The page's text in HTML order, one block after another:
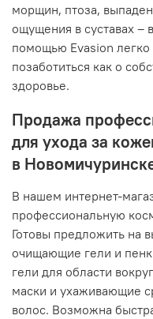
морщин, птоза,
ощущения в суставах –
помощью Evasion
позаботиться как о
здоровье.
Продажа
для ухода за
в
В нашем интернет-
профессиональную
Готовы предложить на
очищающие гели и
гели для области
маски и ухаживающие
волос. Возможна